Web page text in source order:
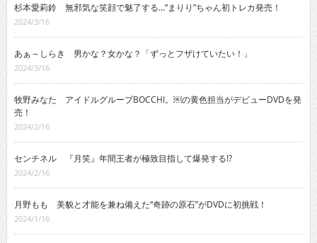
杉本愛莉鈴 無邪気な笑顔で魅了する…“まりり”ちゃん初トレカ発売！
2024/3/16
あぁ～しらき 男かな？女かな？「ずっとフザけていたい！」
2024/3/16
牧野みなた アイドルグループBOCCHI。￼の黄色担当がデビューDVDを発
売！
2024/2/16
センチネル 『月笑』年間王者が極致目指して爆発する!?
2024/2/16
月野もも 美貌と才能を兼ね備えた“奇跡の原石”がDVDに初挑戦！
2024/1/16